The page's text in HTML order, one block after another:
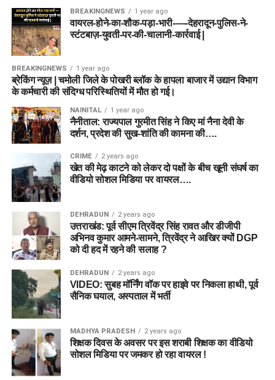
BREAKINGNEWS 1 year ago
वायरल-होने-का-शौक-पड़ा-भारी-—-देहरादून-पुलिस-ने-
स्टंटबाज़-युवती-पर-की-चालानी-कार्रवाई |
BREAKINGNEWS 1 year ago
ब्रेकिंग न्यूज़ | चमोली जिले के पोखरी ब्लॉक के हापला बाजार में उद्यान विभाग
के कर्मचारी की संदिग्ध परिस्थितियों में मौत हो गई।
NAINITAL 1 year ago
नैनीताल: राज्यपाल गुरमीत सिंह ने किए मां नैना देवी के
दर्शन, प्रदेश की सुख-शांति की कामना की….
CRIME 2 years ago
खेत की मेढ़ काटने को लेकर दो पक्षों के बीच खूनी संघर्ष का
वीडियो सोशल मिडिया पर वायरल….
DEHRADUN 2 years ago
उत्तराखंड: पूर्व सीएम त्रिवेंद्र सिंह रावत और डीजीपी
अभिनव कुमार आमने-सामने, त्रिवेंद्र ने आखिर क्यों DGP
को दी हद में रहने की सलाह ?
DEHRADUN 2 years ago
VIDEO: सुबह मॉर्निंग वॉक पर हाइवे पर निकला हाथी, पूर्व
सैनिक घयाल, अस्पताल में भर्ती
MADHYA PRADESH 2 years ago
शिक्षक दिवस के अवसर पर इस शराबी शिक्षक का वीडियो
सोशल मिडिया पर जमकर हो रहा वायरल !